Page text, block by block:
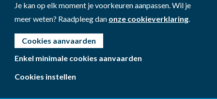
Je kan op elk moment je voorkeuren aanpassen. Wil je
meer weten? Raadpleeg dan onze cookieverklaring.
Cookies aanvaarden
Enkel minimale cookies aanvaarden
Cookies instellen